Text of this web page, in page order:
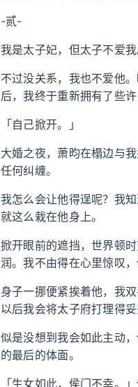
-贰-
我是太子妃，但太子不爱我
不过没关系，我也不爱他
后，我终于重新拥有了些许
「自己掀开。」
大婚之夜，萧昀在榻边与
任何纠缠。
我怎么会让他得逞呢？我
就这么栽在他身上。
掀开眼前的遮挡，世界顿
润。我不由得在心里惊叹
身子一挪便紧挨着他，我
以后我会将太子府打理得
似是没想到我会如此主动
的最后的体面。
「生女如此，侯门不幸。